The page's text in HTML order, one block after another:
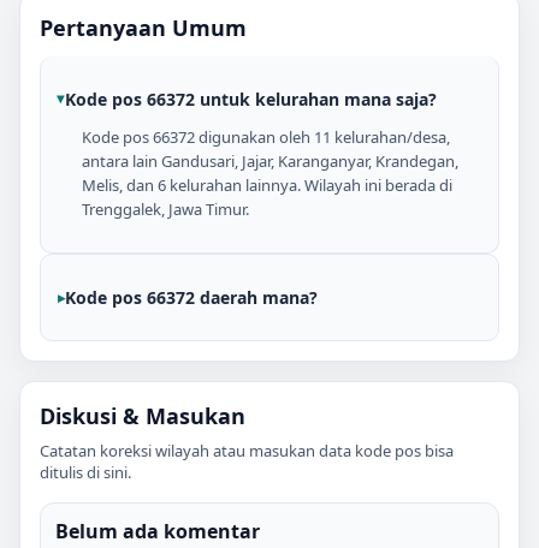
Pertanyaan Umum
Kode pos 66372 untuk kelurahan mana saja?
Kode pos 66372 digunakan oleh 11 kelurahan/desa,
antara lain Gandusari, Jajar, Karanganyar, Krandegan,
Melis, dan 6 kelurahan lainnya. Wilayah ini berada di
Trenggalek, Jawa Timur.
Kode pos 66372 daerah mana?
Diskusi & Masukan
Catatan koreksi wilayah atau masukan data kode pos bisa
ditulis di sini.
Belum ada komentar